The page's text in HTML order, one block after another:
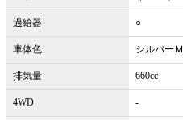
過給器 ○
車体色 シルバーＭ
排気量 660cc
4WD -